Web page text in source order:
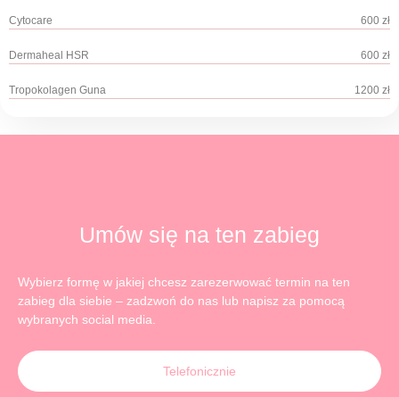
Cytocare 600 zł
Dermaheal HSR 600 zł
Tropokolagen Guna 1200 zł
Umów się na ten zabieg
Wybierz formę w jakiej chcesz zarezerwować termin na ten
zabieg dla siebie – zadzwoń do nas lub napisz za pomocą
wybranych social media.
Telefonicznie